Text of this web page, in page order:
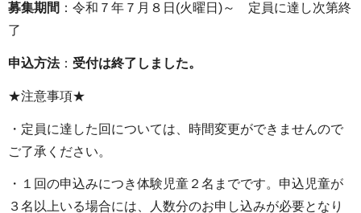
募集期間 ：令和７年７月８日(火曜日)～ 定員に達し次第終
了
申込方法： 受付は終了しました。
★注意事項★
・定員に達した回については、時間変更ができませんので
ご了承ください。
・１回の申込みにつき体験児童２名までです。申込児童が
３名以上いる場合には、人数分のお申し込みが必要となり